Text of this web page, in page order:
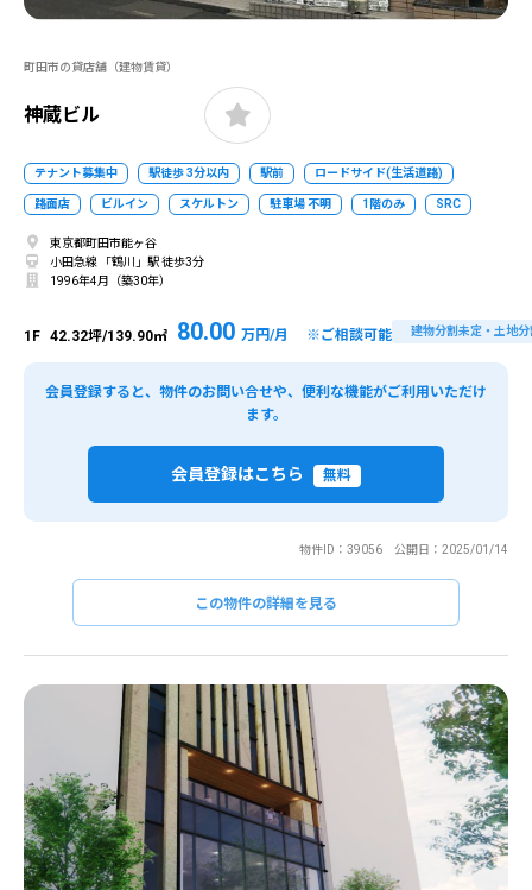
町田市の貸店舗（建物賃貸）
神蔵ビル
テナント募集中 駅徒歩 3分以内 駅前 ロードサイド(生活道路)
路面店 ビルイン スケルトン 駐車場 不明 1階のみ SRC
東京都町田市能ヶ谷
小田急線 「鶴川」駅 徒歩3分
1996年4月（築30年）
1F 42.32坪/139.90㎡ 80.00 万円/月 ※ご相談可能 建物分割未定・土地分
会員登録すると、物件のお問い合せや、便利な機能がご利用いただけ
ます。
会員登録はこちら 無料
物件ID：39056 公開日：2025/01/14
この物件の詳細を見る